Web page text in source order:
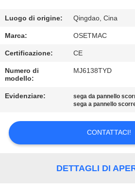
DELLA
FABBRICA
CONTROLLO
DI
QUALITÀ
CONTATTICI
Luogo di origine: Qingdao, Cina
Marca: OSETMAC
Certificazione: CE
Numero di
modello:
MJ6138TYD
Evidenziare: sega da pannello
sega a pannello
CONTATTACI!
DETTAGLI DI